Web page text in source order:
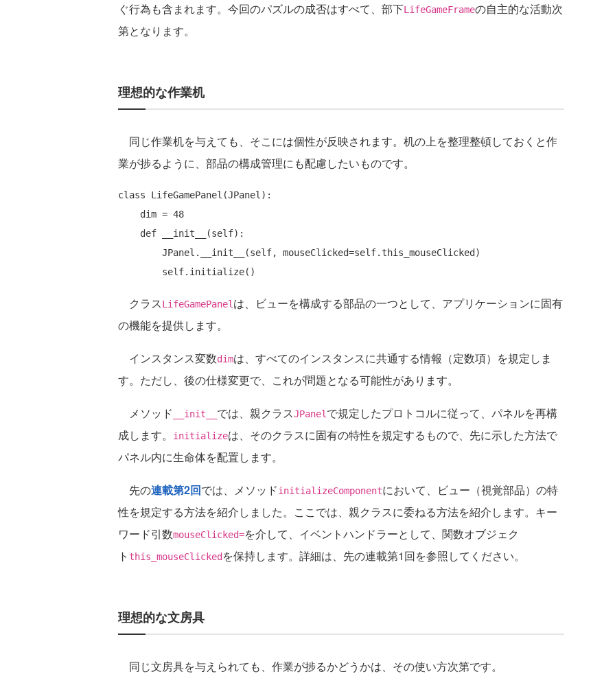
ぐ行為も含まれます。今回のパズルの成否はすべて、部下LifeGameFrameの自主的な活動次
第となります。
理想的な作業机
同じ作業机を与えても、そこには個性が反映されます。机の上を整理整頓しておくと作
業が捗るように、部品の構成管理にも配慮したいものです。
class LifeGamePanel(JPanel):
クラスLifeGamePanel は、ビューを構成する部品の一つとして、アプリケーションに固有
の機能を提供します。
インスタンス変数dimは、すべてのインスタンスに共通する情報（定数項）を規定しま
す。ただし、後の仕様変更で、これが問題となる可能性があります。
メソッド __init__ では、親クラスJPanel で規定したプロトコルに従って、パネルを再構
成します。
initializeは、そのクラスに固有の特性を規定するもので、先に示した方法で
パネル内に生命体を配置します。
先の連載第2回では、メソッドinitializeComponentにおいて、ビュー（視覚部品）の特
性を規定する方法を紹介しました。ここでは、親クラスに委ねる方法を紹介します。キー
ワード引数mouseClicked=を介して、イベントハンドラーとして、関数オブジェク
ト this_mouseClicked を保持します。詳細は、先の連載第1回を参照してください。
理想的な文房具
同じ文房具を与えられても、作業が捗るかどうかは、その使い方次第です。